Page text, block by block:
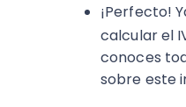
¡Perfecto!
calcular el
conoces
sobre este